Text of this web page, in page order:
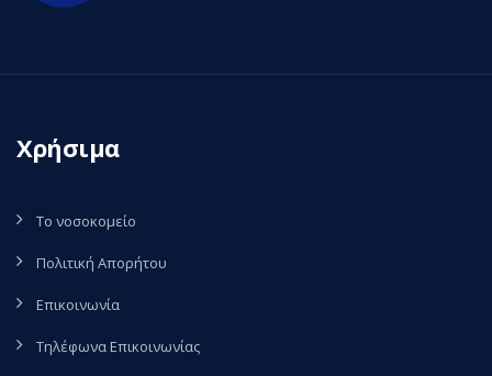
Χρήσιμα
Το νοσοκομείο
Πολιτική Απορήτου
Επικοινωνία
Τηλέφωνα Επικοινωνίας